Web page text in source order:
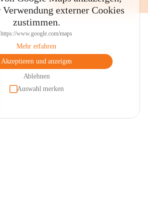
Verwendung externer Cookies
zustimmen.
https://www.google.com/maps
Mehr erfahren
Akzeptieren und anzeigen
Ablehnen
Auswahl merken